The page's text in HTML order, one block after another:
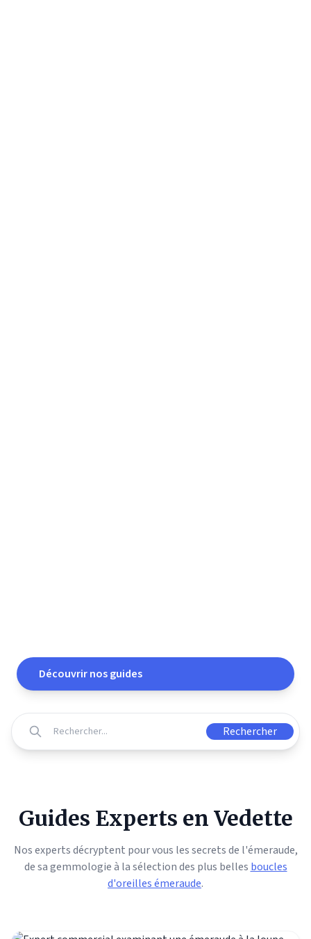
Découvrir nos guides
Rechercher
Guides Experts en Vedette
Nos experts décryptent pour vous les secrets de l'émeraude,
de sa gemmologie à la sélection des plus belles boucles
d'oreilles émeraude.